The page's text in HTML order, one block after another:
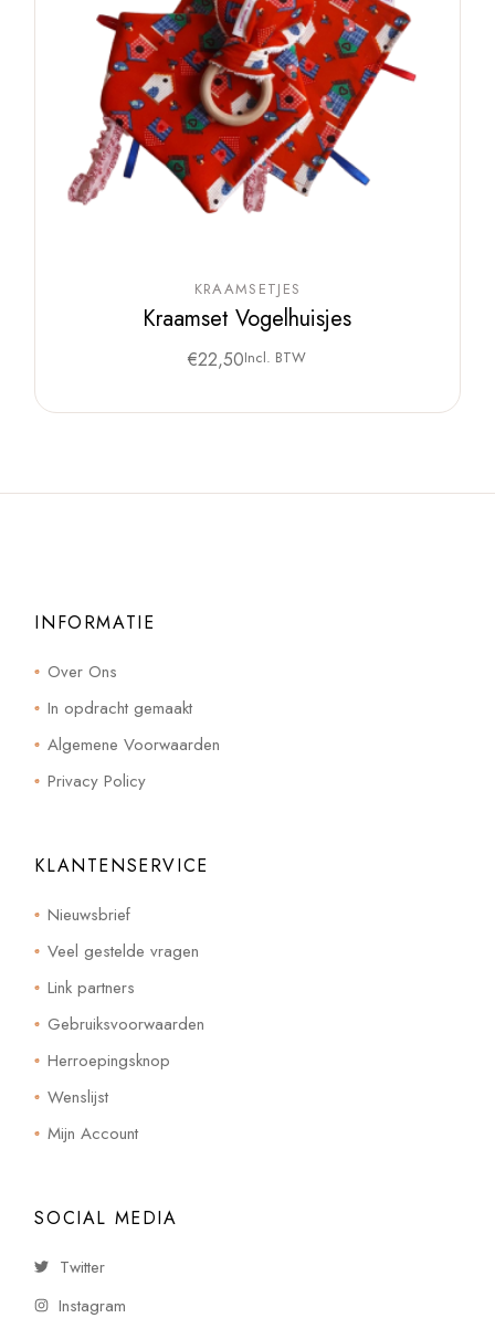
KRAAMSETJES
Kraamset Vogelhuisjes
€22,50Incl. BTW
INFORMATIE
Over Ons
In opdracht gemaakt
Algemene Voorwaarden
Privacy Policy
KLANTENSERVICE
Nieuwsbrief
Veel gestelde vragen
Link partners
Gebruiksvoorwaarden
Herroepingsknop
Wenslijst
Mijn Account
SOCIAL MEDIA
Twitter
Instagram